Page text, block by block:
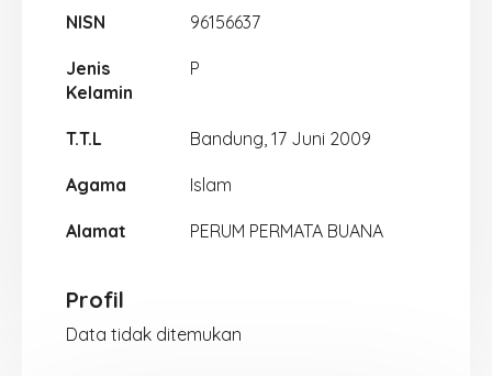
NISN 96156637
Jenis
Kelamin
P
T.T.L Bandung, 17 Juni 2009
Agama Islam
Alamat PERUM PERMATA BUANA
Profil
Data tidak ditemukan